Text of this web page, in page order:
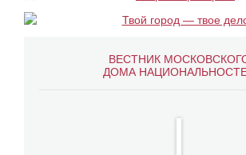
ВЕСТНИК
ДОМА